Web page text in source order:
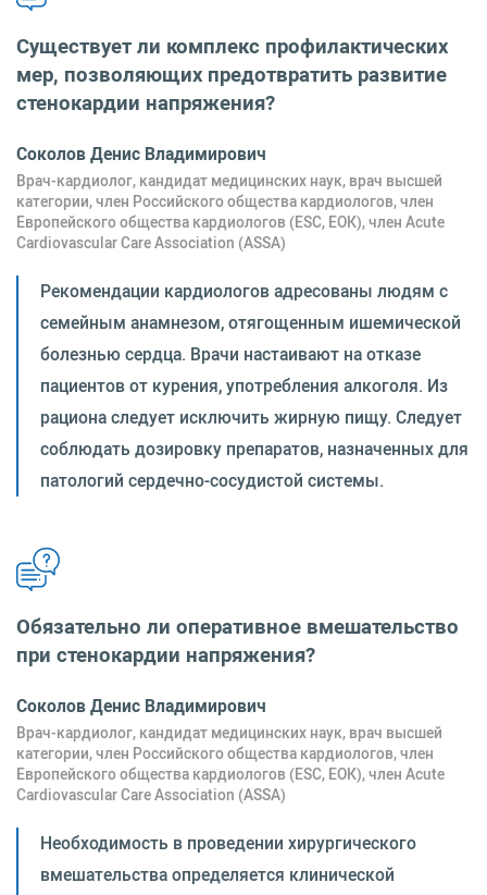
Существует ли комплекс профилактических
мер, позволяющих предотвратить развитие
стенокардии напряжения?
Соколов Денис Владимирович
Врач-кардиолог, кандидат медицинских наук, врач высшей
категории, член Российского общества кардиологов, член
Европейского общества кардиологов (ESC, ЕОК), член Acute
Cardiovascular Care Association (ASSA)
Рекомендации кардиологов адресованы людям с
семейным анамнезом, отягощенным ишемической
болезнью сердца. Врачи настаивают на отказе
пациентов от курения, употребления алкоголя. Из
рациона следует исключить жирную пищу. Следует
соблюдать дозировку препаратов, назначенных для
патологий сердечно-сосудистой системы.
Обязательно ли оперативное вмешательство
при стенокардии напряжения?
Соколов Денис Владимирович
Врач-кардиолог, кандидат медицинских наук, врач высшей
категории, член Российского общества кардиологов, член
Европейского общества кардиологов (ESC, ЕОК), член Acute
Cardiovascular Care Association (ASSA)
Необходимость в проведении хирургического
вмешательства определяется клинической